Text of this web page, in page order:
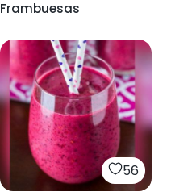
Frambuesas
56